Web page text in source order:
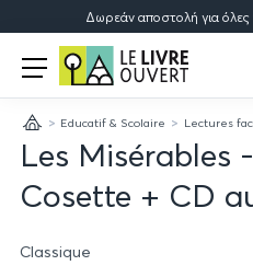
Δωρεάν αποστολή για
Le
Livre
Ouvert
Open
menu
Home Educatif & Scolaire Lectures
Les Misérables
Cosette + CD
Classique